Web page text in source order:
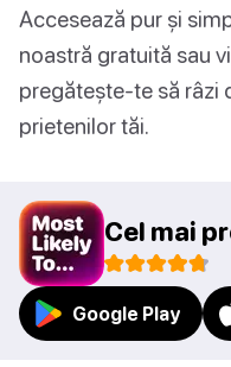
Accesează pur și
noastră gratuită sau
pregătește-te să râzi
prietenilor tăi.
Cel mai
Google Play